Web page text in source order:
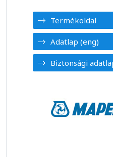
Termékoldal
Adatlap (eng)
Biztonsági